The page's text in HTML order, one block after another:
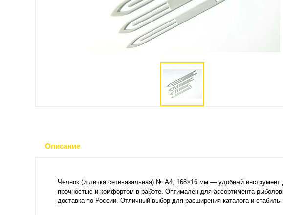
Описание
Челнок (игличка сетевязальная) № A4, 168×16 мм — удобный инструмент
прочностью и комфортом в работе. Оптимален для ассортимента
доставка по России. Отличный выбор для расширения каталога и